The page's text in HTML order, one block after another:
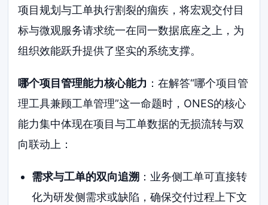
项目规划与工单执行割裂的痼疾，将宏观交付目
标与微观服务请求统一在同一数据底座之上，为
组织效能跃升提供了坚实的系统支撑。
哪个项目管理能力核心能力 ：在解答“哪个项目管
理工具兼顾工单管理”这一命题时，ONES的核心
能力集中体现在项目与工单数据的无损流转与双
向联动上：
需求与工单的双向追溯 ：业务侧工单可直接转
化为研发侧需求或缺陷，确保交付过程上下文